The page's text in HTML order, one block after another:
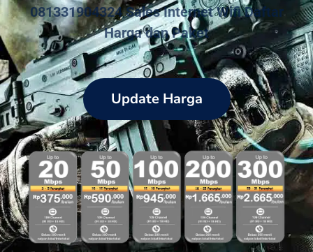
081331904324 Sales Internet Wifi Daftar
Harga dan Paket
Update Harga